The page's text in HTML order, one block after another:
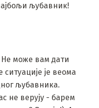
љубавник!
Не може вам дати
је веома
љубавника.
не верују - барем